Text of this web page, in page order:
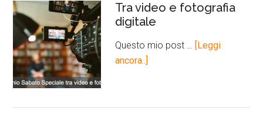
Tra video e fotografia
digitale
Questo mio post …
[Leggi
ancora..]